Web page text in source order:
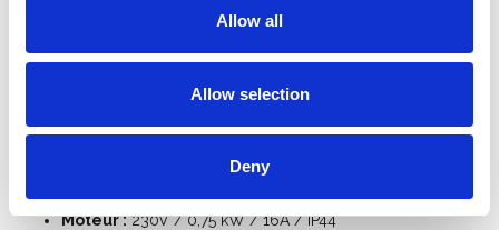
Allow all
Allow selection
Deny
élément
✔ Déplacement facile grâce au jeu de roues
✔ Idéal pour les zones à espace limité
Caractéristiques techniques :
Moteur :230V / 0,75 kW / 16A / IP44